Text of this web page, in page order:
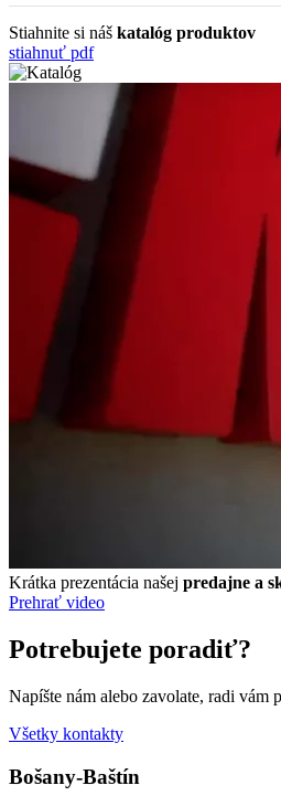
Stiahnite si náš katalóg produktov
stiahnuť pdf
Krátka prezentácia našej predajne a
Prehrať video
Potrebujete poradiť?
Napíšte nám alebo zavolate, radi vám
Všetky kontakty
Bošany-Baštín